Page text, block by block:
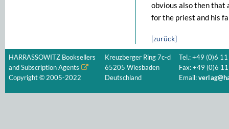
obvious also then
for the priest and his
[zurück]
HARRASSOWITZ Booksellers
and Subscription Agents
Copyright © 2005-2022
Kreuzberger Ring 7c-d
65205 Wiesbaden
Deutschland
Tel.: +49 (0)6
Fax: +49 (0)6
Email: